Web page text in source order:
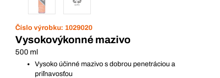
Číslo výrobku: 1029020
Vysokovýkonné mazivo
500 ml
Vysoko účinné mazivo s dobrou penetráciou a
priľnavosťou